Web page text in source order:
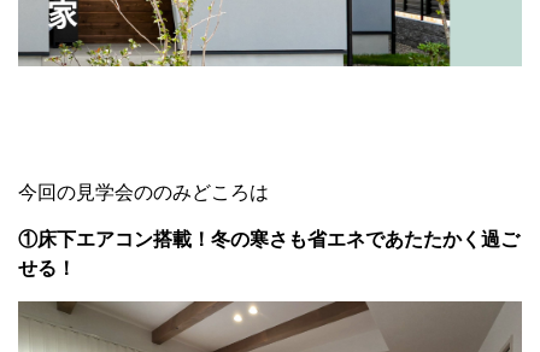
今回の見学会ののみどころは
①床下エアコン搭載！冬の寒さも省エネであたたかく過ご
せる！